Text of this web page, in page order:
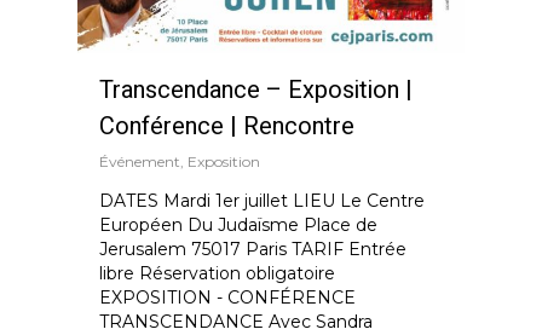
Transcendance – Exposition |
Conférence | Rencontre
Événement, Exposition
DATES Mardi 1er juillet LIEU Le Centre
Européen Du Judaïsme Place de
Jerusalem 75017 Paris TARIF Entrée
libre Réservation obligatoire
EXPOSITION - CONFÉRENCE
TRANSCENDANCE Avec Sandra